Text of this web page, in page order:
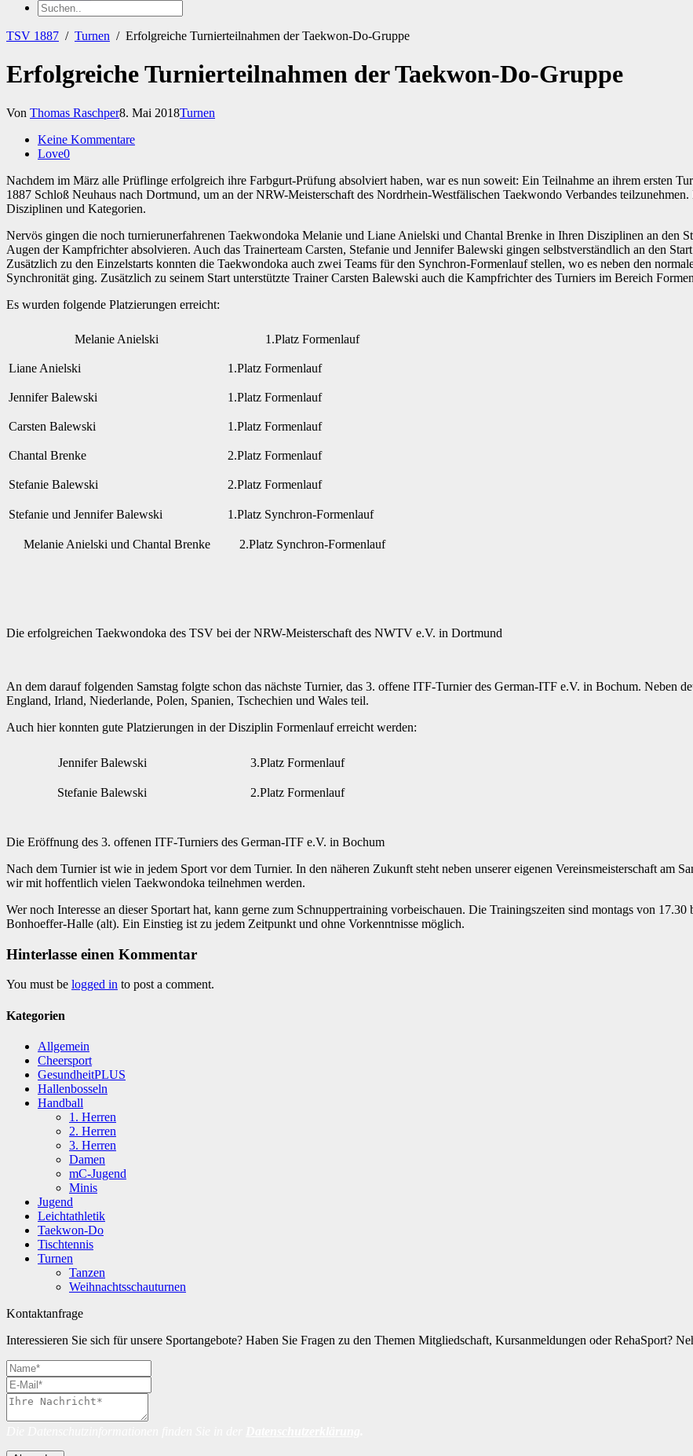
TSV 1887 / Turnen / Erfolgreiche Turnierteilnahmen der Taekwon-Do-Gruppe
Erfolgreiche Turnierteilnahmen der Taekwon-Do-Gruppe
Von Thomas Raschper8. Mai 2018Turnen
Keine Kommentare
Love0
Nachdem im März alle Prüflinge erfolgreich ihre Farbgurt-Prüfung absolviert haben, war es nun soweit: Ein Teilnahme an ihrem ersten
1887 Schloß Neuhaus nach Dortmund, um an der NRW-Meisterschaft des Nordrhein-Westfälischen Taekwondo Verbandes
Disziplinen und Kategorien.
Nervös gingen die noch turnierunerfahrenen Taekwondoka Melanie und Liane Anielski und Chantal Brenke in Ihren Disziplinen an den
Augen der Kampfrichter absolvieren. Auch das Trainerteam Carsten, Stefanie und Jennifer Balewski gingen selbstverständlich an den
Zusätzlich zu den Einzelstarts konnten die Taekwondoka auch zwei Teams für den Synchron-Formenlauf stellen, wo es neben den
Synchronität ging. Zusätzlich zu seinem Start unterstützte Trainer Carsten Balewski auch die Kampfrichter des Turniers im Bereich
Es wurden folgende Platzierungen erreicht:
Melanie Anielski 1.Platz Formenlauf
Liane Anielski 1.Platz Formenlauf
Jennifer Balewski 1.Platz Formenlauf
Carsten Balewski 1.Platz Formenlauf
Chantal Brenke 2.Platz Formenlauf
Stefanie Balewski 2.Platz Formenlauf
Stefanie und Jennifer Balewski 1.Platz Synchron-Formenlauf
Melanie Anielski und Chantal Brenke 2.Platz Synchron-Formenlauf
Die erfolgreichen Taekwondoka des TSV bei der NRW-Meisterschaft des NWTV e.V. in Dortmund
An dem darauf folgenden Samstag folgte schon das nächste Turnier, das 3. offene ITF-Turnier des German-ITF e.V. in Bochum. Neben
England, Irland, Niederlande, Polen, Spanien, Tschechien und Wales teil.
Auch hier konnten gute Platzierungen in der Disziplin Formenlauf erreicht werden:
Jennifer Balewski 3.Platz Formenlauf
Stefanie Balewski 2.Platz Formenlauf
Die Eröffnung des 3. offenen ITF-Turniers des German-ITF e.V. in Bochum
Nach dem Turnier ist wie in jedem Sport vor dem Turnier. In den näheren Zukunft steht neben unserer eigenen Vereinsmeisterschaft am
wir mit hoffentlich vielen Taekwondoka teilnehmen werden.
Wer noch Interesse an dieser Sportart hat, kann gerne zum Schnuppertraining vorbeischauen. Die Trainingszeiten sind montags von
Bonhoeffer-Halle (alt). Ein Einstieg ist zu jedem Zeitpunkt und ohne Vorkenntnisse möglich.
Hinterlasse einen Kommentar
You must be logged in to post a comment.
Kategorien
Allgemein
Cheersport
GesundheitPLUS
Hallenbosseln
Handball
1. Herren
2. Herren
3. Herren
Damen
mC-Jugend
Minis
Jugend
Leichtathletik
Taekwon-Do
Tischtennis
Turnen
Tanzen
Weihnachtsschauturnen
Kontaktanfrage
Interessieren Sie sich für unsere Sportangebote? Haben Sie Fragen zu den Themen Mitgliedschaft, Kursanmeldungen oder RehaSport?